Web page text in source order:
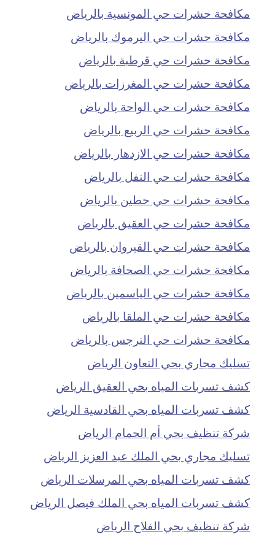
مكافحة حشرات حي المونسية بالرياض
مكافحة حشرات حي اليرموك بالرياض
مكافحة حشرات حي قرطبة بالرياض
مكافحة حشرات حي المغرزات بالرياض
مكافحة حشرات حي الواحة بالرياض
مكافحة حشرات حي الربيع بالرياض
مكافحة حشرات حي الازدهار بالرياض
مكافحة حشرات حي النفل بالرياض
مكافحة حشرات حي حطين بالرياض
مكافحة حشرات حي العقيق بالرياض
مكافحة حشرات حي القيروان بالرياض
مكافحة حشرات حي الصحافة بالرياض
مكافحة حشرات حي الياسمين بالرياض
مكافحة حشرات حي الملقا بالرياض
مكافحة حشرات حي النرجس بالرياض
تسليك مجاري بحي التعاون الرياض
كشف تسربات المياه بحي العقيق الرياض
كشف تسربات المياه بحي القادسية الرياض
شركة تنظيف بحي أم الحمام الرياض
تسليك مجاري بحي الملك عبد العزيز الرياض
كشف تسربات المياه بحي المرسلات الرياض
كشف تسربات المياه بحي الملك فيصل الرياض
شركة تنظيف بحي الفلاح الرياض